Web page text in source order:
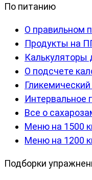
По питанию
О правильном
Продукты на
О подсчете
Интервальное
Все о
Меню на 1500
Меню на 1200
Подборки